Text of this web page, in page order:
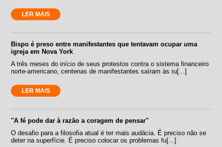
LER MAIS
Bispo é preso entre manifestantes que tentavam ocupar uma
igreja em Nova York
A três meses do início de seus protestos contra o sistema financeiro
norte-americano, centenas de manifestantes saíram às ru[...]
LER MAIS
''A fé pode dar à razão a coragem de pensar''
O desafio para a filosofia atual é ter mais audácia. É preciso não se
deter na superfície. É preciso colocar os problemas fu[...]